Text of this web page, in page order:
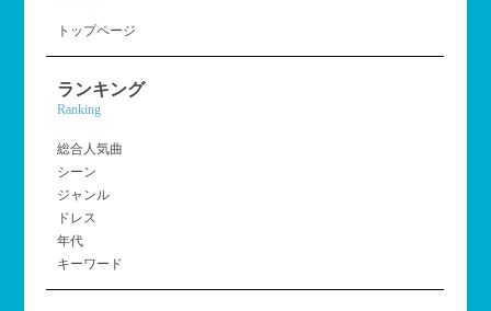
トップページ
ランキング
Ranking
総合人気曲
シーン
ジャンル
ドレス
年代
キーワード